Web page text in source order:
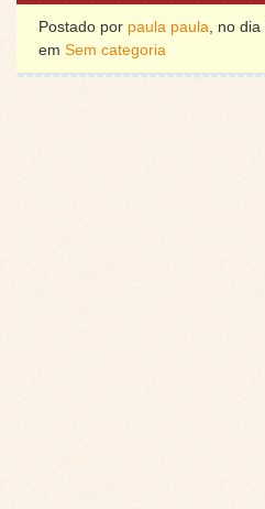
Postado por paula paula, no
em Sem categoria